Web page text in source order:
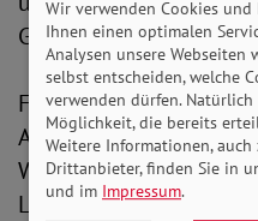
Gleichstellung ernst
Fakt ist, dass das
Anwendung findet. Der
Weiterentwicklung zu
Wir verwenden Cookies
Ihnen einen optimalen
Analysen unsere Webseiten
selbst entscheiden, welche
verwenden dürfen.
Möglichkeit, die bereits
Weitere Informationen,
Drittanbieter, finden Sie in
und im Impressum.